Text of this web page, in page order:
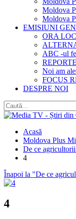
Moldova
Moldova
EMISIUNI
ORA
ABC -ul
Noi am
FOCUS
DESPRE NOI
Acasă
Moldova Plus
De ce
4
Înapoi la "De ce
4